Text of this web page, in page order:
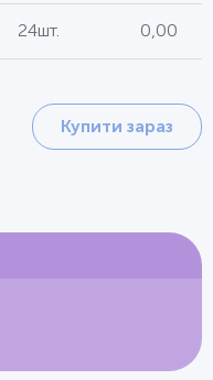
24шт. 0,00
Купити зараз